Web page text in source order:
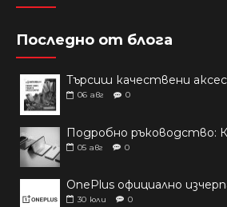
Последно от блога
06 авг 0
05 авг 0
30 юли 0